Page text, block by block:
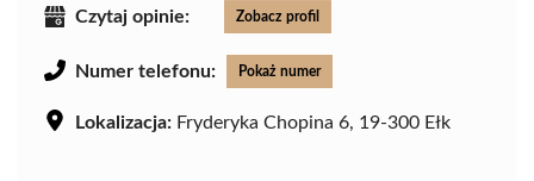
Czytaj opinie: Zobacz profil
Numer telefonu: Pokaż numer
Lokalizacja: Fryderyka Chopina 6, 19-300 Ełk